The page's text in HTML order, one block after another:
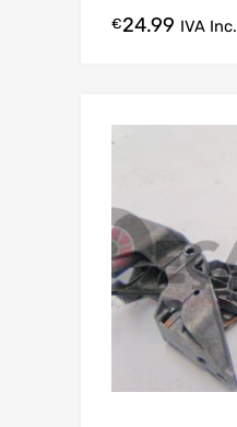
€24.99 IVA Inc.